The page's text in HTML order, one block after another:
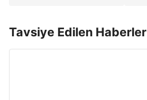
Tavsiye Edilen Haberler